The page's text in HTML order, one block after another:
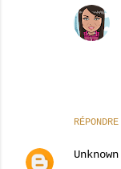
RÉPONDRE
Unknown